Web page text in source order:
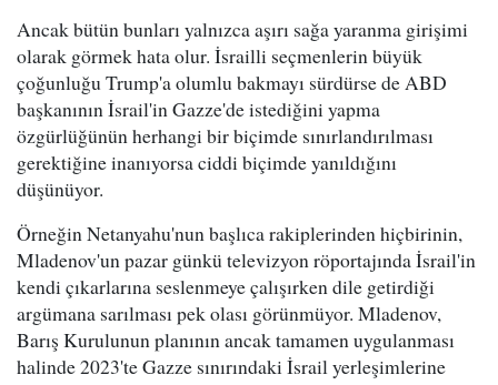
Ancak bütün bunları yalnızca aşırı sağa yaranma girişimi
olarak görmek hata olur. İsrailli seçmenlerin büyük
çoğunluğu Trump'a olumlu bakmayı sürdürse de ABD
başkanının İsrail'in Gazze'de istediğini yapma
özgürlüğünün herhangi bir biçimde sınırlandırılması
gerektiğine inanıyorsa ciddi biçimde yanıldığını
düşünüyor.
Örneğin Netanyahu'nun başlıca rakiplerinden hiçbirinin,
Mladenov'un pazar günkü televizyon röportajında İsrail'in
kendi çıkarlarına seslenmeye çalışırken dile getirdiği
argümana sarılması pek olası görünmüyor. Mladenov,
Barış Kurulunun planının ancak tamamen uygulanması
halinde 2023'te Gazze sınırındaki İsrail yerleşimlerine